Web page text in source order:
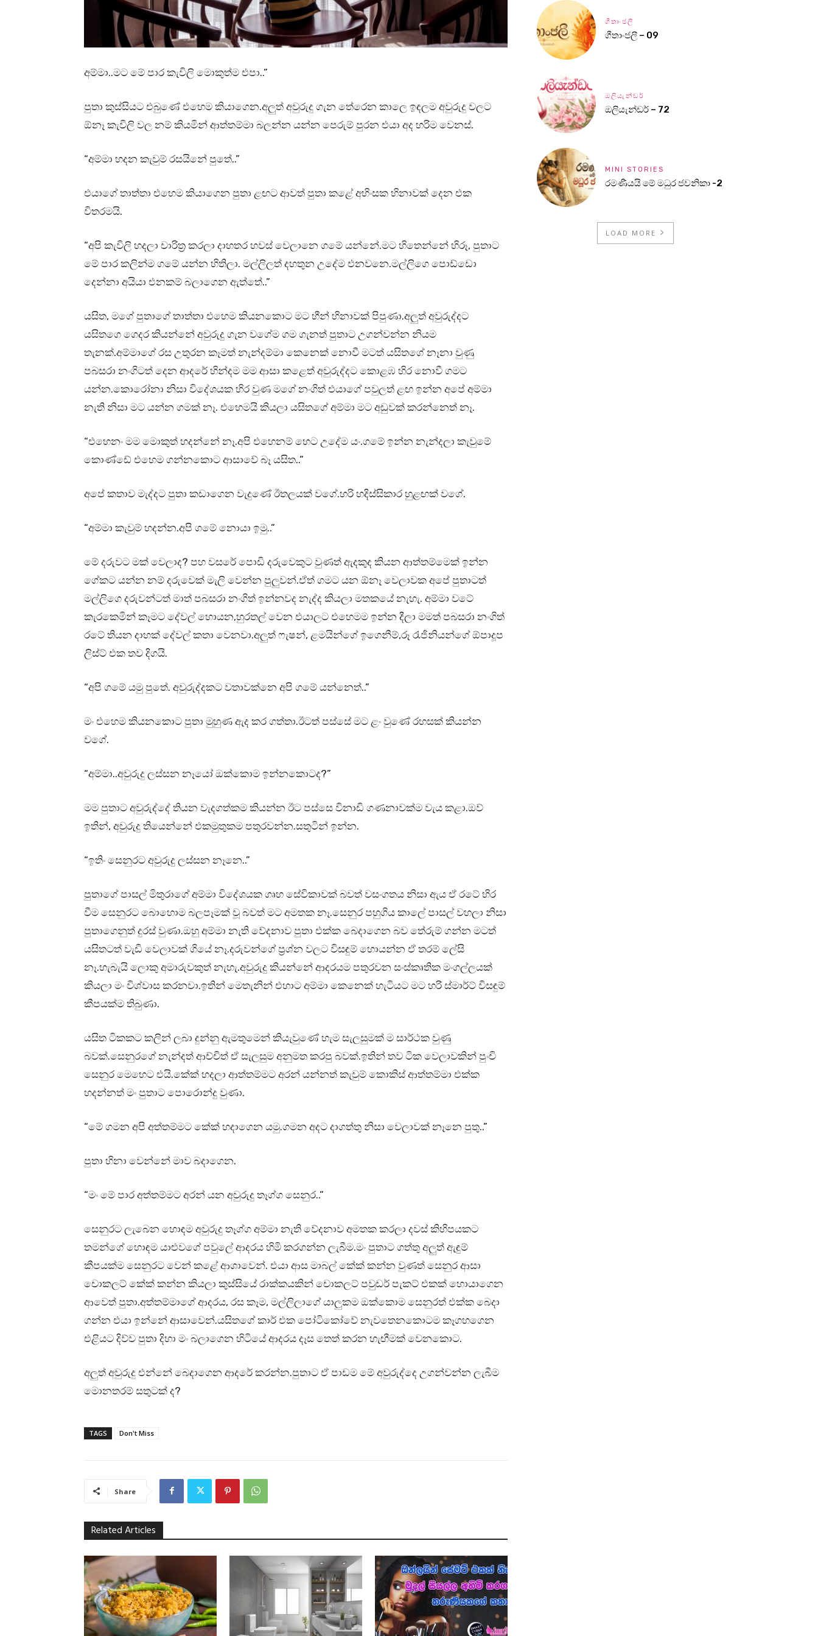
අම්මා..මට මේ පාර කැවිලි මොකුත්ම එපා..”
පුතා කුස්සියට එබුණේ එහෙම කියාගෙන.අලුත් අවුරුදු ගැන තේරෙන කාලෙ ඉඳලම අවුරුදු වලට
ඕනෑ කැවිලි වල නම් කියමින් ආත්තම්මා බලන්න යන්න පෙරුම් පුරන එයා අද හරිම වෙනස්.
“අම්මා හදන කැවුම් රසයිනේ පුතේ..”
එයාගේ තාත්තා එහෙම කියාගෙන පුතා ළඟට ආවත් පුතා කළේ අහිංසක හිනාවක් දෙන එක
විතරමයි.
“අපි කැවිලි හදලා චාරිත්‍ර කරලා දාහතර හවස් වෙලානෙ ගමේ යන්නේ.මට හිතෙන්නේ හිරූ, පුතාට
මේ පාර කලින්ම ගමේ යන්න හිතිලා. මල්ලිලත් දහතුන උදේම එනවනෙ.මල්ලිගෙ පොඩ්ඩො
දෙන්නා අයියා එනකම් බලාගෙන ඇත්තේ..”
යසිත, මගේ පුතාගේ තාත්තා එහෙම කියනකොට මට හීන් හිනාවක් පිපුණා.අලුත් අවුරුද්දට
යසිතගෙ ගෙදර කියන්නේ අවුරුදු ගැන වගේම ගම ගැනත් පුතාට උගන්වන්න නියම
තැනක්.අම්මාගේ රස උතුරන කෑමත් නැන්දම්මා කෙනෙක් නොවී මටත් යසිතගේ නෑනා වුණු
පබසරා නංගිටත් දෙන ආදරේ හින්දම මම ආසා කළෙත් අවුරුද්දට කොළඹ හිර නොවී ගමට
යන්න.කොරෝනා නිසා විදේශයක හිර වුණ මගේ නංගිත් එයාගේ පවුලත් ළඟ ඉන්න අපේ අම්මා
නැති නිසා මට යන්න ගමක් නෑ. එහෙමයි කියලා යසිතගේ අම්මා මට අඩුවක් කරන්නෙත් නෑ.
“එහෙනං මම මොකුත් හදන්නේ නෑ.අපි එහෙනම් හෙට උදේම යං.ගමේ ඉන්න නැන්දලා කැවුමේ
කොණ්ඩේ එහෙම ගන්නකොට ආසාවේ බෑ යසිත..”
අපේ කතාව මැද්දට පුතා කඩාගෙන වැදුණේ ඊතලයක් වගේ.හරි හදිස්සිකාර හුළඟක් වගේ.
“අම්මා කැවුම් හදන්න.අපි ගමේ නොයා ඉමු..”
මේ දරුවට මක් වෙලාද? පහ වසරේ පොඩි දරුවෙකුට වුණත් ඇදකුද කියන ආත්තම්මෙක් ඉන්න
ගේකට යන්න නම් දරුවෙක් මැලි වෙන්න පුලුවන්.ඒත් ගමට යන ඕනෑ වෙලාවක අපේ පුතාටත්
මල්ලිගෙ දරුවන්ටත් මාත් පබසරා නංගිත් ඉන්නවද නැද්ද කියලා මතකයේ නැහැ. අම්මා වටේ
කැරකෙමින් කෑමට දේවල් හොයන,හුරතල් වෙන එයාලට එහෙමම ඉන්න දීලා මමත් පබසරා නංගිත්
රටේ තියන දාහක් දේවල් කතා වෙනවා.අලුත් ෆැෂන්, ළමයින්ගේ ඉගෙනීම්,රූ රැජිනියන්ගේ ඕපාදූප
ලිස්ට් එක තව දිගයි.
“අපි ගමේ යමු පුතේ. අවුරුද්දකට වතාවක්නෙ අපි ගමේ යන්නෙත්..”
මං එහෙම කියනකොට පුතා මුහුණ ඇද කර ගත්තා.ඊටත් පස්සේ මට ළං වුණේ රහසක් කියන්න
වගේ.
“අම්මා..අවුරුදු ලස්සන නෑයෝ ඔක්කොම ඉන්නකොටද?”
මම පුතාට අවුරුද්දේ තියන වැදගත්කම කියන්න ඊට පස්සෙ විනාඩි ගණනාවක්ම වැය කළා.ඔව්
ඉතින්, අවුරුදු තියෙන්නේ එකමුතුකම පතුරවන්න.සතුටින් ඉන්න.
“ඉතිං සෙනුරට අවුරුදු ලස්සන නෑනෙ..”
පුතාගේ පාසල් මිතුරාගේ අම්මා විදේශයක ගෘහ සේවිකාවක් බවත් වසංගතය නිසා ඇය ඒ රටේ හිර
වීම සෙනුරට බොහොම බලපෑමක් වූ බවත් මට අමතක නෑ.සෙනුර පහුගිය කාලේ පාසල් වහලා නිසා
පුතාගෙනුත් දුරස් වුණා.ඔහු අම්මා නැති වේදනාව පුතා එක්ක බෙදාගෙන බව තේරුම් ගන්න මටත්
යසිතටත් වැඩි වෙලාවක් ගියේ නෑ.දරුවන්ගේ ප්‍රශ්න වලට විසඳුම් හොයන්න ඒ තරම් ලේසි
නෑ.හැබැයි ලොකු අමාරුවකුත් නැහැ.අවුරුදු කියන්නේ ආදරයම පතුරවන සංස්කෘතික මංගල්ලයක්
කියලා මං විශ්වාස කරනවා.ඉතින් මෙතැනින් එහාට අම්මා කෙනෙක් හැටියට මට හරි ස්මාර්ට් විසඳුම්
කීපයක්ම තිබුණා.
යසිත ටිකකට කලින් ලබා දුන්නු ඇමතුමෙන් කියැවුණේ හැම සැලසුමක් ම සාර්ථක වුණු
බවක්.සෙනුරගේ නැන්දත් ආච්චිත් ඒ සැලසුම අනුමත කරපු බවක්.ඉතින් තව ටික වෙලාවකින් පුංචි
සෙනුර මෙහෙට එයි.කේක් හදලා ආත්තම්මට අරන් යන්නත් කැවුම් කොකිස් ආත්තම්මා එක්ක
හදන්නත් මං පුතාට පොරොන්දු වුණා.
“මේ ගමන අපි අත්තම්මට කේක් හදාගෙන යමු.ගමන අදට දාගත්තු නිසා වෙලාවක් නෑනෙ පුතු..”
පුතා හිනා වෙන්නේ මාව බදාගෙන.
“මං මේ පාර අත්තම්මට අරන් යන අවුරුදු තෑග්ග සෙනුර..”
සෙනුරට ලැබෙන හොඳම අවුරුදු තෑග්ග අම්මා නැති වේදනාව අමතක කරලා දවස් කිහිපයකට
තමන්ගේ හොඳම යාළුවගේ පවුලේ ආදරය හිමි කරගන්න ලැබීම.මං පුතාට ගත්තු අලුත් ඇඳුම්
කීපයක්ම සෙනුරට වෙන් කළේ ආශාවෙන්. එයා ආස මාබල් කේක් කන්න වුණත් සෙනුර ආසා
චොකලට් කේක් කන්න කියලා කුස්සියේ රාක්කයකින් චොකලට් පවුඩර් පැකට් එකක් හොයාගෙන
ආවෙත් පුතා.අත්තම්මාගේ ආදරය, රස කෑම, මල්ලිලාගේ යාලුකම ඔක්කොම සෙනුරත් එක්ක බෙදා
ගන්න එයා ඉන්නේ ආසාවෙන්.යසිතගේ කාර් එක පෝටිකෝවේ නැවතෙනකොටම කෑගහගෙන
එළියට දිව්ව පුතා දිහා මං බලාගෙන හිටියේ ආදරය දෑස තෙත් කරන හැඟීමක් වෙනකොට.
අලුත් අවුරුදු එන්නේ බෙදාගෙන ආදරේ කරන්න.පුතාට ඒ පාඩම මේ අවුරුද්දෙ උගන්වන්න ලැබීම
මොනතරම් සතුටක් ද?
TAGS Don't Miss
Share
Related Articles
ගීතාංජලී
ගීතාංජලී – 09
ඔලියැන්ඩර්
ඔලියැන්ඩර් – 72
MINI STORIES
රමණීයයි මේ මධුර ජවනිකා -2
LOAD MORE